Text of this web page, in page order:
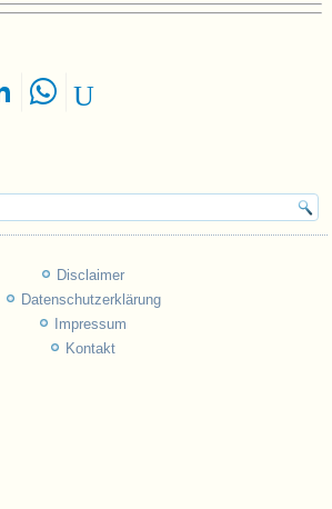
Disclaimer
Datenschutzerklärung
Impressum
Kontakt